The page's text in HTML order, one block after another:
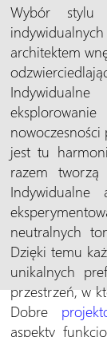
Wybór
architektem
nowoczesności
jest tu
razem
neutralnych
Dzięki temu
unikalnych
przestrzeń, w
Dobre
aspekty